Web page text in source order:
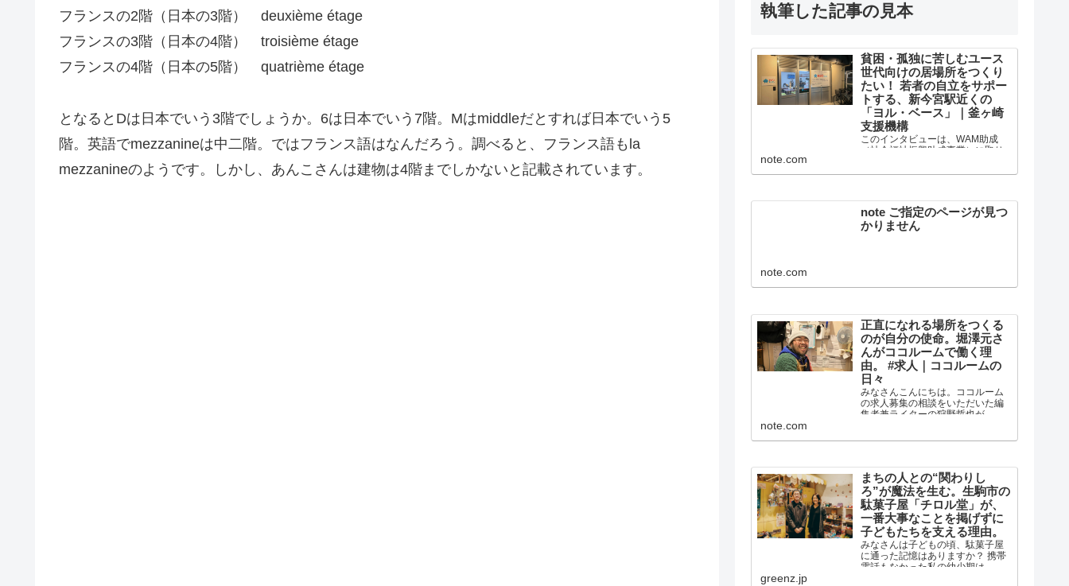
フランスの2階（日本の3階） deuxième étage
フランスの3階（日本の4階） troisième étage
フランスの4階（日本の5階） quatrième étage
となるとDは日本でいう3階でしょうか。6は日本でいう7階。Mはmiddleだとすれば日本でいう5
階。英語でmezzanineは中二階。ではフランス語はなんだろう。調べると、フランス語もla
mezzanineのようです。しかし、あんこさんは建物は4階までしかないと記載されています。
執筆した記事の見本
貧困・孤独に苦しむユース
世代向けの居場所をつくり
たい！ 若者の自立をサポー
トする、新今宮駅近くの
「ヨル・ベース」｜釜ヶ崎
支援機構
このインタビューは、WAM助成
（社会福祉振興助成事業）に取り
まい・仕事・社会参加バージョン
る目的で作成されました。 編集・
執筆：狩野哲也 15歳から2...
note.com
note ご指定のページが見つ
かりません
note.com
正直になれる場所をつくる
のが自分の使命。堀澤元さ
んがココルームで働く理
由。 #求人｜ココルームの
日々
みなさんこんにちは。ココルーム
の求人募集の相談をいただいた編
集者兼ライターの狩野哲也が、コ
つ人が広がればと思っています...
note.com
まちの人との“関わりし
ろ”が魔法を生む。生駒市の
駄菓子屋「チロル堂」が、
一番大事なことを掲げずに
子どもたちを支える理由。
みなさんは子どもの頃、駄菓子屋
に通った記憶はありますか？ 携帯
電話もなかった私の幼少期は、駄
greenz.jp